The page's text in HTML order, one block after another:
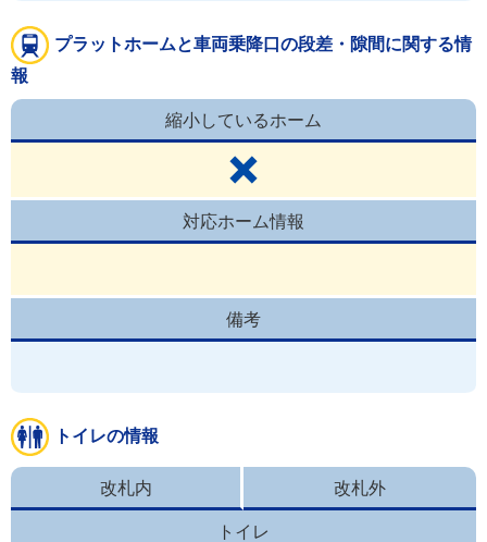
プラットホームと車両乗降口の段差・隙間に関する情
報
縮小しているホーム
対応ホーム情報
備考
トイレの情報
改札内 改札外
トイレ